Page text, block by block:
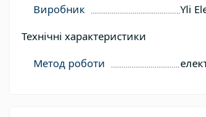
Виробник
Yli
Технічні характеристики
Метод роботи